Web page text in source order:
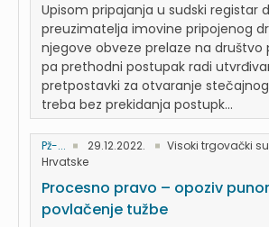
Upisom pripajanja u sudski registar
preuzimatelja imovine pripojenog
njegove obveze prelaze na društvo
pa prethodni postupak radi
pretpostavki za otvaranje
treba bez prekidanja postupk...
Pž-... 29.12.2022.
Visoki trgovački
Hrvatske
Procesno pravo – opoziv
povlačenje tužbe